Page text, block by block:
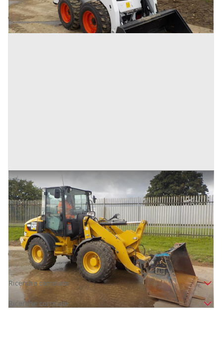
Annuncio scaduto
Codice annuncio:40378300
2015 CAT 908M pala gommata
Inserito il: 06/02/2026
Olgiate Comasco
(Como)
Annuncio scaduto
Prezzo
22.800 €
Codice annuncio: 394332092
Ricerche correlate
Ricerche correlate